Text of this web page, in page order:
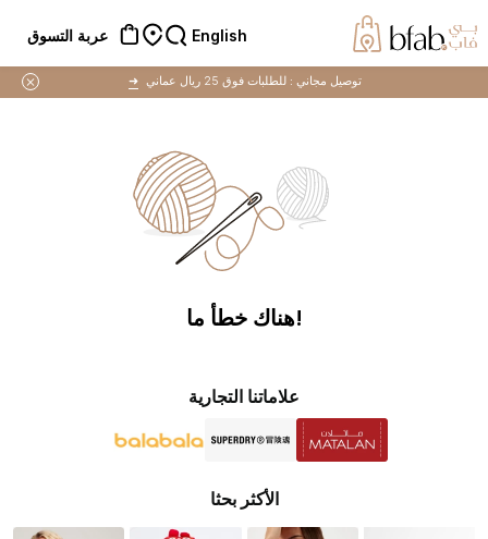
English عربة التسوق
توصيل مجاني : للطلبات فوق 25 ريال عماني ➜
!هناك خطأ ما
علاماتنا التجارية
الأكثر بحثا